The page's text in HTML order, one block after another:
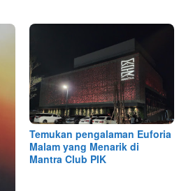
Temukan pengalaman Euforia
Malam yang Menarik di
Mantra Club PIK